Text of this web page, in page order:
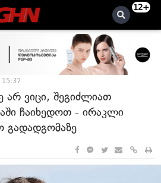
12+
15:37
არ ვიცი, შეგიძლიათ
ჩაიხედოთ - ირაკლი
გადადგომაზე